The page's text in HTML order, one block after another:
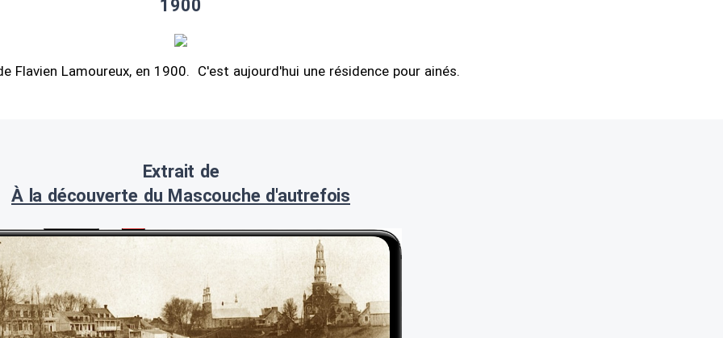
1900
Flavien Lamoureux, en 1900. C'est aujourd'hui une résidence pour ainés.
Extrait de
À la découverte du Mascouche d'autrefois